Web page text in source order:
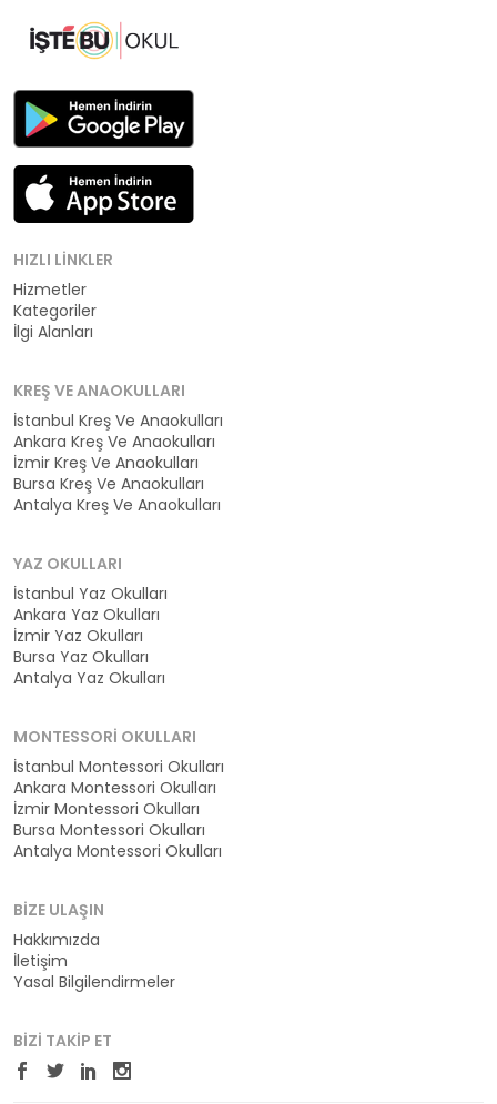
HIZLI LINKLER
Hizmetler
Kategoriler
İlgi Alanları
KREŞ VE ANAOKULLARI
İstanbul Kreş Ve Anaokulları
Ankara Kreş Ve Anaokulları
İzmir Kreş Ve Anaokulları
Bursa Kreş Ve Anaokulları
Antalya Kreş Ve Anaokulları
YAZ OKULLARI
İstanbul Yaz Okulları
Ankara Yaz Okulları
İzmir Yaz Okulları
Bursa Yaz Okulları
Antalya Yaz Okulları
MONTESSORI OKULLARI
İstanbul Montessori Okulları
Ankara Montessori Okulları
İzmir Montessori Okulları
Bursa Montessori Okulları
Antalya Montessori Okulları
BIZE ULAŞIN
Hakkımızda
İletişim
Yasal Bilgilendirmeler
BIZI TAKIP ET